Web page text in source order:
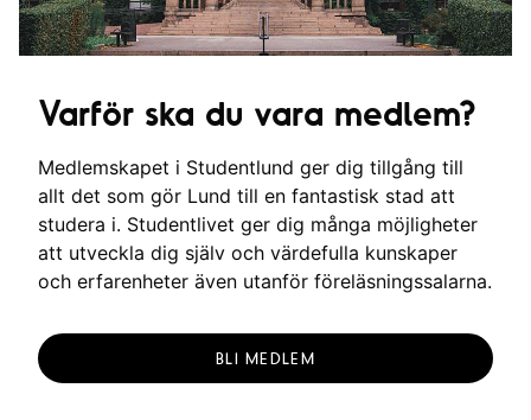
Varför ska du vara medlem?
Medlemskapet i Studentlund ger dig tillgång till
allt det som gör Lund till en fantastisk stad att
studera i. Studentlivet ger dig många möjligheter
att utveckla dig själv och värdefulla kunskaper
och erfarenheter även utanför föreläsningssalarna.
BLI MEDLEM